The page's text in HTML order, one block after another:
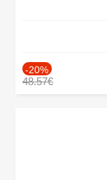
-20%
48.57€